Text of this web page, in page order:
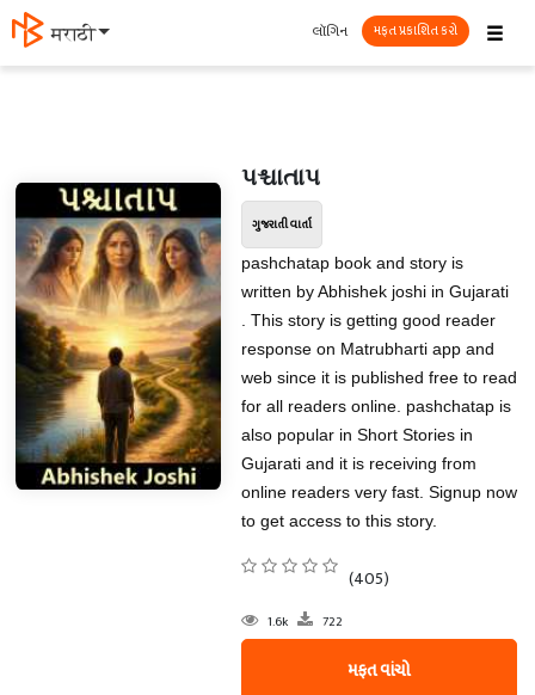
मराठी ☰
લૉગિન મફત પ્રકાશિત કરો
પશ્ચાતાપ
ગુજરાતી વાર્તા
pashchatap book and story is
written by Abhishek joshi in Gujarati
. This story is getting good reader
response on Matrubharti app and
web since it is published free to read
for all readers online. pashchatap is
also popular in Short Stories in
Gujarati and it is receiving from
online readers very fast. Signup now
to get access to this story.
(405)
1.6k 722
મફત વાંચો